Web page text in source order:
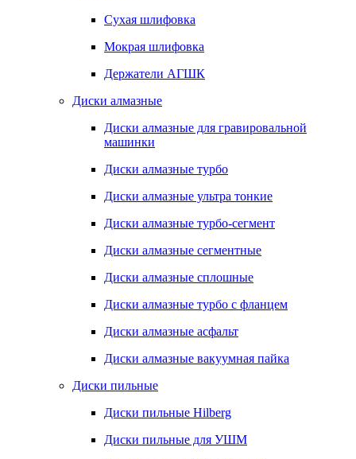
Сухая шлифовка
Мокрая шлифовка
Держатели АГШК
Диски алмазные
Диски алмазные для гравировальной
машинки
Диски алмазные турбо
Диски алмазные ультра тонкие
Диски алмазные турбо-сегмент
Диски алмазные сегментные
Диски алмазные сплошные
Диски алмазные турбо с фланцем
Диски алмазные асфальт
Диски алмазные вакуумная пайка
Диски пильные
Диски пильные Hilberg
Диски пильные для УШМ